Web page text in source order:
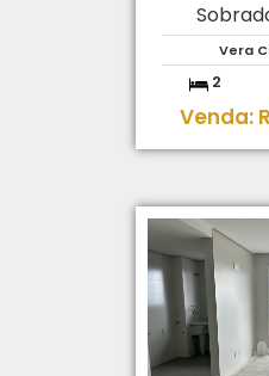
Vera
2
Venda: